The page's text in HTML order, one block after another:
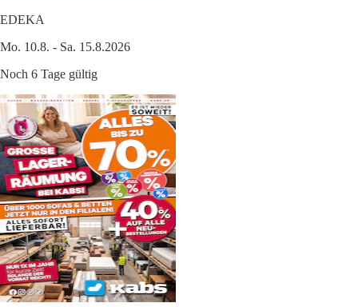
EDEKA
Mo. 10.8. - Sa. 15.8.2026
Noch 6 Tage gültig